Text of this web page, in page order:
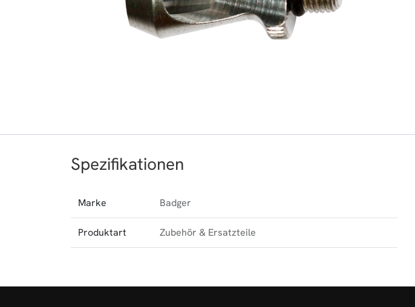
Spezifikationen
Marke Badger
Produktart Zubehör & Ersatzteile